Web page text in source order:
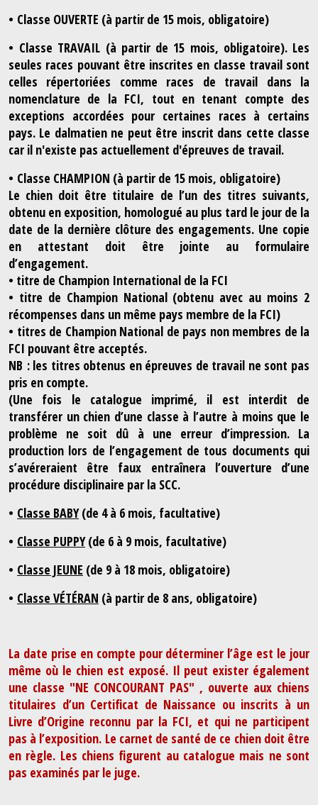
• Classe OUVERTE (à partir de 15 mois, obligatoire)
• Classe TRAVAIL (à partir de 15 mois, obligatoire). Les
seules races pouvant être inscrites en classe travail sont
celles répertoriées comme races de travail dans la
nomenclature de la FCI, tout en tenant compte des
exceptions accordées pour certaines races à certains
pays. Le dalmatien ne peut être inscrit dans cette classe
car il n'existe pas actuellement d'épreuves de travail.
• Classe CHAMPION (à partir de 15 mois, obligatoire)
Le chien doit être titulaire de l’un des titres suivants,
obtenu en exposition, homologué au plus tard le jour de la
date de la dernière clôture des engagements. Une copie
en attestant doit être jointe au formulaire
d’engagement.
• titre de Champion International de la FCI
• titre de Champion National (obtenu avec au moins 2
récompenses dans un même pays membre de la FCI)
• titres de Champion National de pays non membres de la
FCI pouvant être acceptés.
NB : les titres obtenus en épreuves de travail ne sont pas
pris en compte.
(Une fois le catalogue imprimé, il est interdit de
transférer un chien d’une classe à l’autre à moins que le
problème ne soit dû à une erreur d’impression. La
production lors de l’engagement de tous documents qui
s’avéreraient être faux entraînera l’ouverture d’une
procédure disciplinaire par la SCC.
• Classe BABY(de 4 à 6 mois, facultative)
• Classe PUPPY(de 6 à 9 mois, facultative)
• Classe JEUNE (de 9 à 18 mois, obligatoire)
• Classe VÉTÉRAN (à partir de 8 ans, obligatoire)
La date prise en compte pour déterminer l’âge est le jour
même où le chien est exposé. Il peut exister également
une classe "NE CONCOURANT PAS" , ouverte aux chiens
titulaires d’un Certificat de Naissance ou inscrits à un
Livre d’Origine reconnu par la FCI, et qui ne participent
pas à l’exposition. Le carnet de santé de ce chien doit être
en règle. Les chiens figurent au catalogue mais ne sont
pas examinés par le juge.